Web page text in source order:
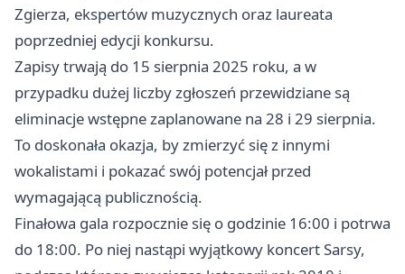
Zgierza, ekspertów muzycznych oraz laureata
poprzedniej edycji konkursu.
Zapisy trwają do 15 sierpnia 2025 roku, a w
przypadku dużej liczby zgłoszeń przewidziane są
eliminacje wstępne zaplanowane na 28 i 29 sierpnia.
To doskonała okazja, by zmierzyć się z innymi
wokalistami i pokazać swój potencjał przed
wymagającą publicznością.
Finałowa gala rozpocznie się o godzinie 16:00 i potrwa
do 18:00. Po niej nastąpi wyjątkowy koncert Sarsy,